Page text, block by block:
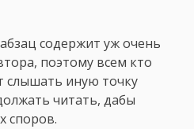
содержит уж очень
поэтому всем кто
слышать иную точку
читать, дабы
споров.